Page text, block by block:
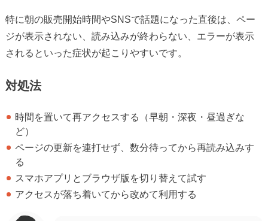
特に朝の販売開始時間やSNSで話題になった直後は、ペー
ジが表示されない、読み込みが終わらない、エラーが表示
されるといった症状が起こりやすいです。
対処法
時間を置いて再アクセスする（早朝・深夜・昼過ぎな
ど）
ページの更新を連打せず、数分待ってから再読み込みす
る
スマホアプリとブラウザ版を切り替えて試す
アクセスが落ち着いてから改めて利用する